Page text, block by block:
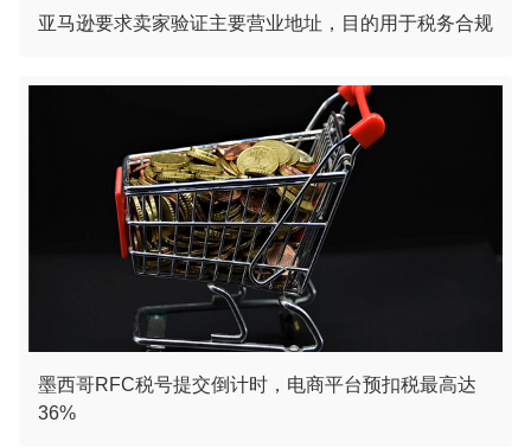
亚马逊要求卖家验证主要营业地址，目的用于税务合规
墨西哥RFC税号提交倒计时，电商平台预扣税最高达
36%